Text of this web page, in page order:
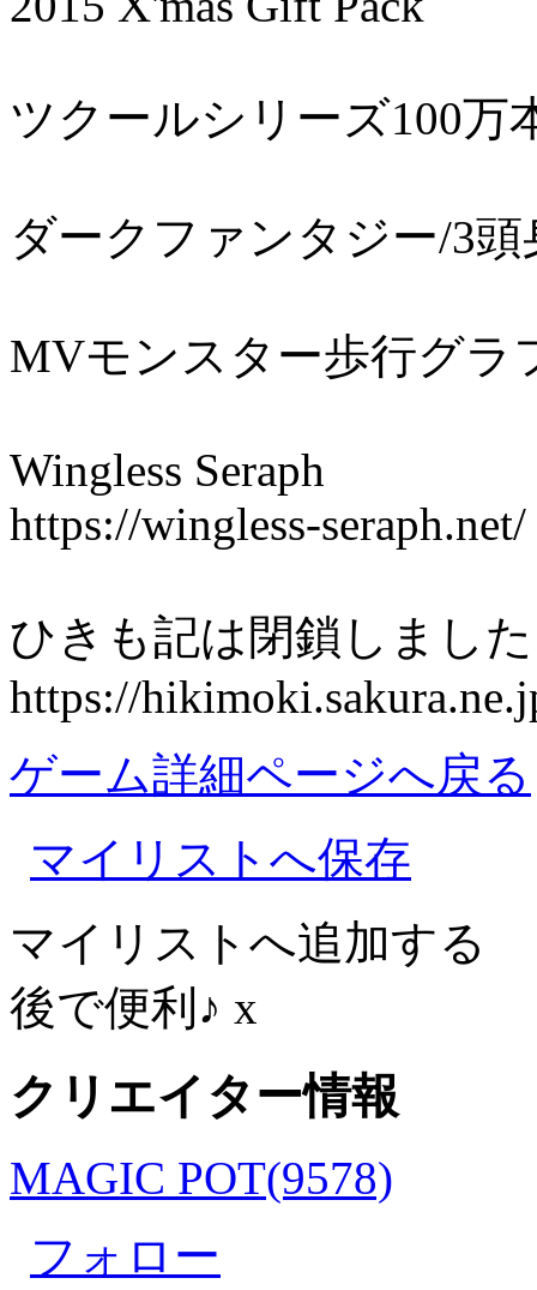
ツクールシリーズ100万
ダークファンタジー/3
MVモンスター歩行グラ
Wingless Seraph
https://wingless-seraph.net/
ひきも記は閉鎖しまし
https://
ゲーム詳細ページへ戻る
マイリストへ保存
マイリストへ追加する
後で便利♪ x
クリエイター情報
MAGIC POT(9578)
フォロー